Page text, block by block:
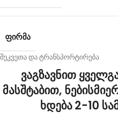
ᲤᲘᲠᲛᲐ
შეკვეთა და ტრანსპორტირება
ვაგზავნით
მასშტაბით,
ხდება 2-10